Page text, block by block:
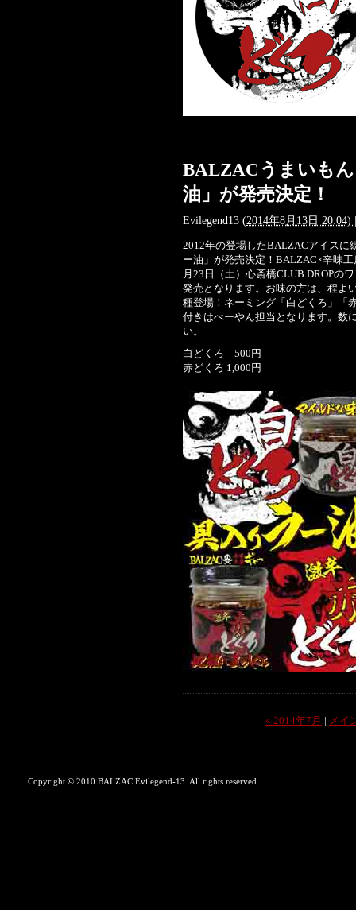
BALZACうまいも
油」が発売決定！
Evilegend13 (2014年8月13日 20:04) |
2012年の登場したBALZACアイスに
ー油」が発売決定！BALZAC×辛味
月23日（土）心斎橋CLUB DROPの
発売となります。お味の方は、程よ
種登場！ネーミング「白どくろ」「
付きはべーやん担当となります。数
い。
白どくろ 500円
赤どくろ 1,000円
« 2014年7月 | メイ
Copyright © 2010 BALZAC Evilegend-13. All rights reserved.